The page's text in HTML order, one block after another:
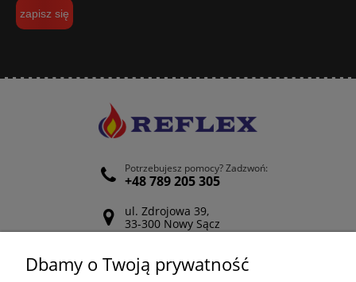
zapisz się
Potrzebujesz pomocy? Zadzwoń:
+48 789 205 305
ul. Zdrojowa 39,
33-300 Nowy Sącz
Odwiedź nasz Facebook
Dbamy o Twoją prywatność